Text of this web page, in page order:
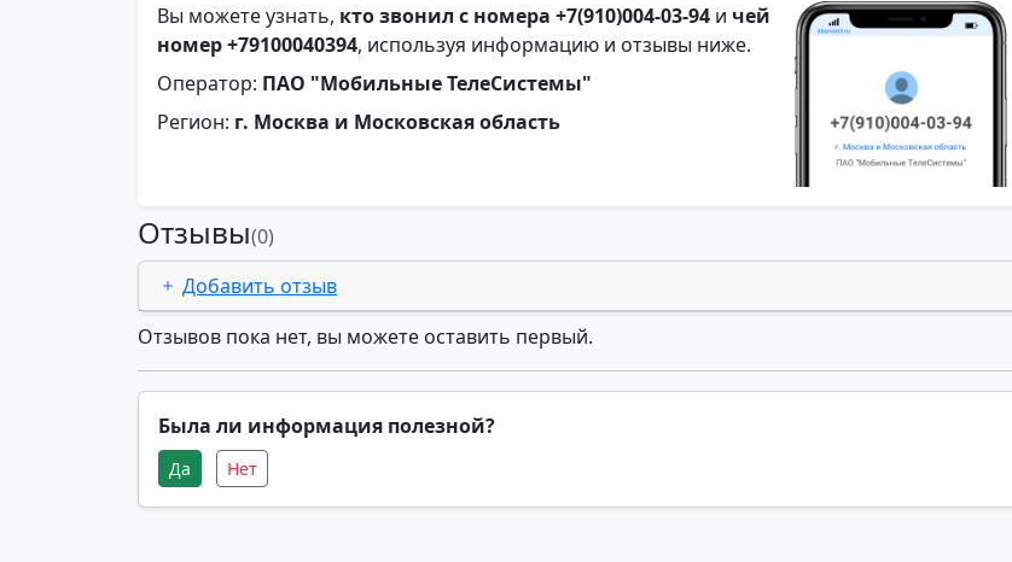
Вы можете узнать, кто звонил с номера +7(910)004-03-94 и чей
номер +79100040394, используя информацию и отзывы ниже.
Оператор: ПАО "Мобильные ТелеСистемы"
Регион: г. Москва и Московская область
Отзывы(0)
Добавить отзыв
Отзывов пока нет, вы можете оставить первый.
Была ли информация полезной?
Да Нет